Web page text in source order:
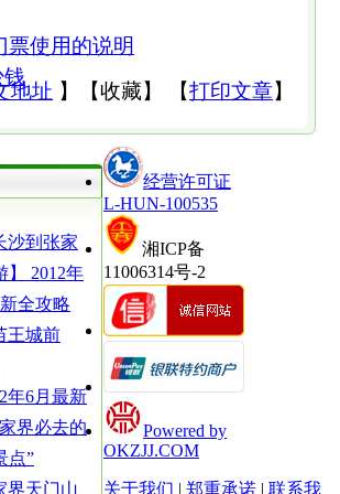
票使用的说明
钱
地址 】 【收藏】 【打印文章】
沙到张家
】 2012年
全攻略
王城前
年6月最新
界必去的
点”
界天门山
经营许可证
L-HUN-100535
湘ICP备
11006314号-2
Powered by
OKZJJ.COM
关于我们 | 郑重承诺 | 联系我